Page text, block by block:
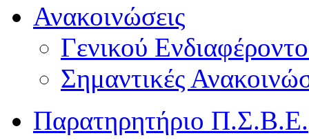
Ανακοινώσεις
Γενικού
Σημαντικές
Παρατηρητήριο Π.Σ.Β.Ε.